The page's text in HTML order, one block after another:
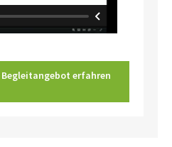
Begleitangebot erfahren